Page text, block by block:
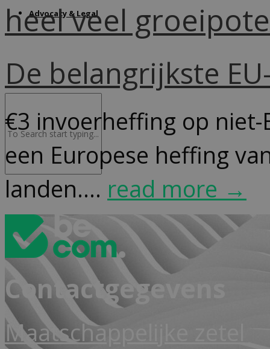
Advocacy & Legal
heel veel
De belangrijkste
€3 invoerheffing op niet-
een Europese heffing
landen.... read more →
Contactgegevens
Maatschappelijke zetel